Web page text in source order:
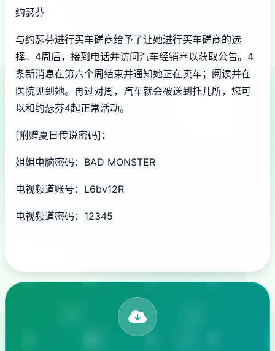
约瑟芬
与约瑟芬进行买车磋商给予了让她进行买车磋商的选
择。4周后，接到电话并访问汽车经销商以获取公告。4
条新消息在第六个周结束并通知她正在卖车；阅读并在
医院见到她。再过对周，汽车就会被送到托儿所，您可
以和约瑟芬4起正常活动。
[附赠夏日传说密码]：
姐姐电脑密码：BAD MONSTER
电视频道账号：L6bv12R
电视频道密码：12345